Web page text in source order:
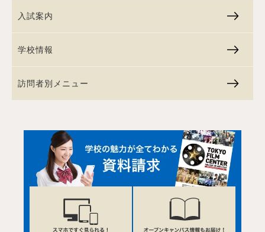
入試案内
学校情報
訪問者別メニュー